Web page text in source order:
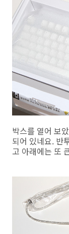
박스를 열어 보
되어 있네요. 반
고 아래에는 또